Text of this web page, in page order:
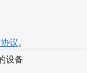
议。
设备